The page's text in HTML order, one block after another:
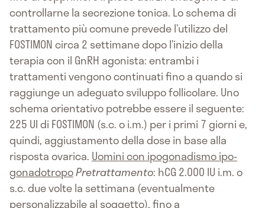
controllarne la secrezione tonica. Lo schema di
trattamento più comune prevede l’utilizzo del
FOSTIMON circa 2 settimane dopo l’inizio della
terapia con il GnRH agonista: entrambi i
trattamenti vengono continuati fino a quando si
raggiunge un adeguato sviluppo follicolare. Uno
schema orientativo potrebbe essere il seguente:
225 UI di FOSTIMON (s.c. o i.m.) per i primi 7 giorni e,
quindi, aggiustamento della dose in base alla
risposta ovarica. Uomini con ipogonadismo ipo-
gonadotropoPretrattamento: hCG 2.000 IU i.m. o
s.c. due volte la settimana (eventualmente
personalizzabile al soggetto), fino a